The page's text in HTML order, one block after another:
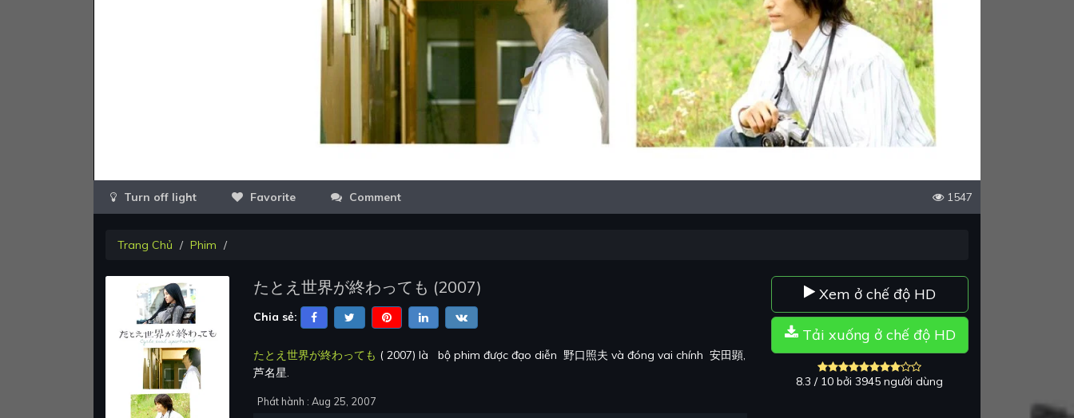
Video
Favorite Comment 1547
Trang Chủ Phim
たとえ世界が終わっても (2007)
Chia sẻ:
たとえ世界が終わっても ( 2007) là bộ phim được đạo diễn 野口照夫 và đóng vai chính 安田顕,
芦名星.
Phát hành : Aug 25, 2007
Xem ở chế độ HD
Tải xuống ở chế độ HD
8.3 / 10 bởi 3945 người dùng